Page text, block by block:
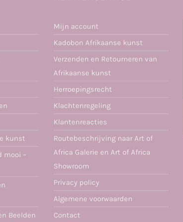
kunst
mooi –
Beelden
Mijn account
Kadobon Afrikaanse kunst
Verzenden en Retourneren van
Afrikaanse kunst
Herroepingsrecht
Klachtenregeling
Klantenreacties
Routebeschrijving naar Art of
Africa Galerie en Art of Africa
Showroom
Privacy policy
Algemene voorwaarden
Contact